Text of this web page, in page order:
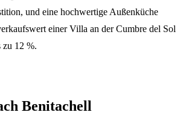
und eine hochwertige Außenküche
einer Villa an der Cumbre del Sol
zu 12 %.
Benitachell